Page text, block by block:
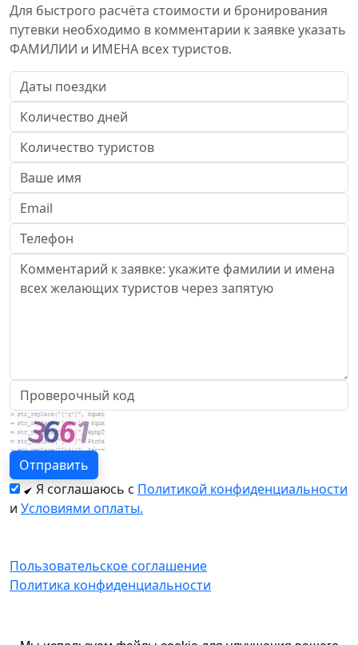
Для быстрого расчёта стоимости и бронирования
путевки необходимо в комментарии к заявке указать
ФАМИЛИИ и ИМЕНА всех туристов.
Я соглашаюсь с Политикой конфиденциальности
и Условиями оплаты.
Пользовательское соглашение
Политика конфиденциальности